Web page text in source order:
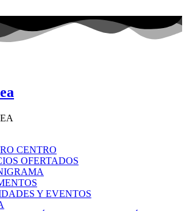
CENTRO
OFERTADOS
Y EVENTOS